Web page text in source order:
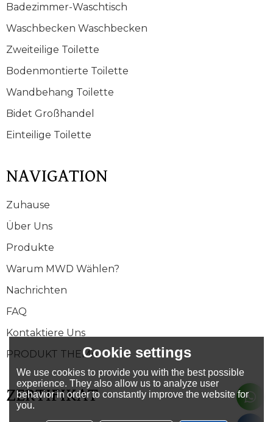
Badezimmer-Waschtisch
Waschbecken Waschbecken
Zweiteilige Toilette
Bodenmontierte Toilette
Wandbehang Toilette
Bidet Großhandel
Einteilige Toilette
NAVIGATION
Zuhause
Über Uns
Produkte
Warum MWD Wählen?
Nachrichten
FAQ
Kontaktiere Uns
PRODUKT THEMA
ZERTIFIKAT
Cookie settings
We use cookies to provide you with the best possible
experience. They also allow us to analyze user
behavior in order to constantly improve the website for
you.